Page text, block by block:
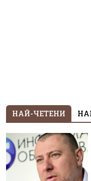
НАЙ-ЧЕТЕНИ